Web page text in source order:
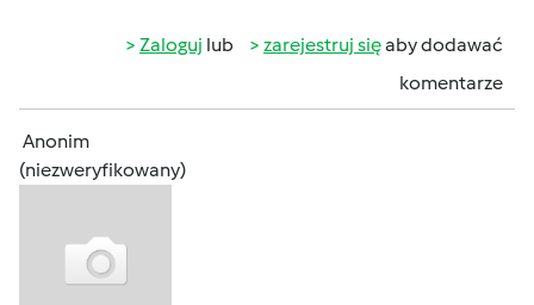
Zaloguj lub zarejestruj sięaby dodawać
komentarze
Anonim
(niezweryfikowany)